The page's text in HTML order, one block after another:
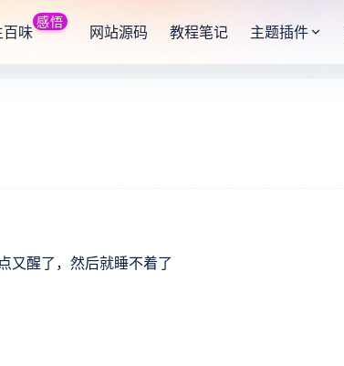
百味
感悟
网站源码 教程笔记 主题插件
又醒了，然后就睡不着了